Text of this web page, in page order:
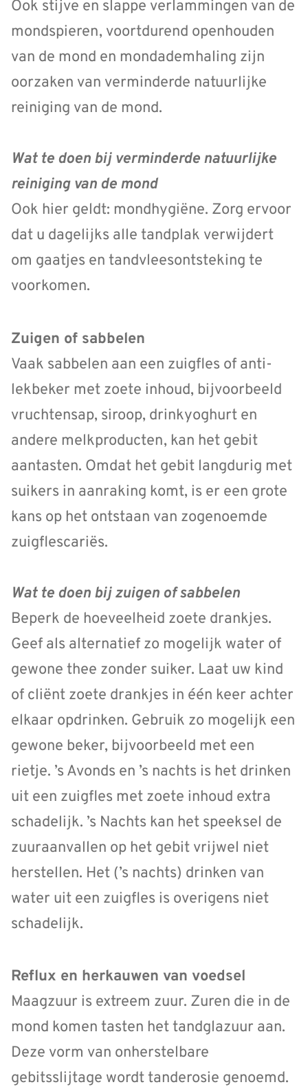
Ook stijve en slappe verlammingen van de
mondspieren, voortdurend openhouden
van de mond en mondademhaling zijn
oorzaken van verminderde natuurlijke
reiniging van de mond.
Wat te doen bij verminderde natuurlijke
reiniging van de mond
Ook hier geldt: mondhygiëne. Zorg ervoor
dat u dagelijks alle tandplak verwijdert
om gaatjes en tandvleesontsteking te
voorkomen.
Zuigen of sabbelen
Vaak sabbelen aan een zuigfles of anti-
lekbeker met zoete inhoud, bijvoorbeeld
vruchtensap, siroop, drinkyoghurt en
andere melkproducten, kan het gebit
aantasten. Omdat het gebit langdurig met
suikers in aanraking komt, is er een grote
kans op het ontstaan van zogenoemde
zuigflescariës.
Wat te doen bij zuigen of sabbelen
Beperk de hoeveelheid zoete drankjes.
Geef als alternatief zo mogelijk water of
gewone thee zonder suiker. Laat uw kind
of cliënt zoete drankjes in één keer achter
elkaar opdrinken. Gebruik zo mogelijk een
gewone beker, bijvoorbeeld met een
rietje. ’s Avonds en ’s nachts is het drinken
uit een zuigfles met zoete inhoud extra
schadelijk. ’s Nachts kan het speeksel de
zuuraanvallen op het gebit vrijwel niet
herstellen. Het (’s nachts) drinken van
water uit een zuigfles is overigens niet
schadelijk.
Reflux en herkauwen van voedsel
Maagzuur is extreem zuur. Zuren die in de
mond komen tasten het tandglazuur aan.
Deze vorm van onherstelbare
gebitsslijtage wordt tanderosie genoemd.